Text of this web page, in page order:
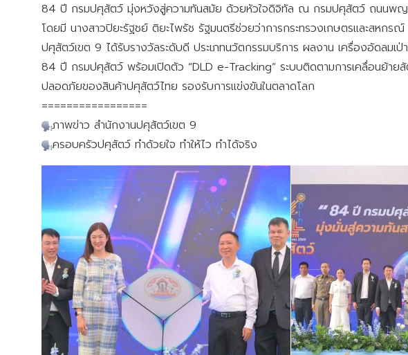
84 ปี กรมปศุสัตว์ มุ่งหวังสู่ความทันสมัย ด้วยหัวใจดิจิทัล ณ กรมปศุสัตว์ ถนนพญ
โดยมี นางสาวปิยะรัฐชย์ ติยะไพรัช รัฐมนตรีช่วยว่าการกระทรวงเกษตรและสหก
ปศุสัตว์เขต 9 ได้รับรางวัลระดับดี ประเภทนวัตกรรมบริการ ผลงาน เครื่องอัดลม
84 ปี กรมปศุสัตว์ พร้อมเปิดตัว “DLD e-Tracking” ระบบติดตามการเคลื่อนย้าย
ปลอดภัยของสินค้าปศุสัตว์ไทย รองรับการแข่งขันในตลาดโลก
=================
ภาพข่าว สำนักงานปศุสัตว์เขต 9
ครอบครัวปศุสัตว์ ทำด้วยใจ ทำให้ไว ทำได้จริง